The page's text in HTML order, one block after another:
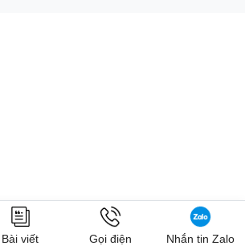
Bài viết Gọi điện Nhắn tin Zalo